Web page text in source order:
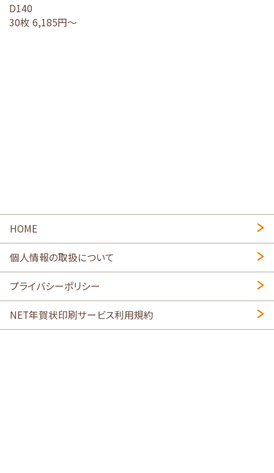
D140
30枚 6,185円～
HOME
個人情報の取扱について
プライバシーポリシー
NET年賀状印刷サービス利用規約